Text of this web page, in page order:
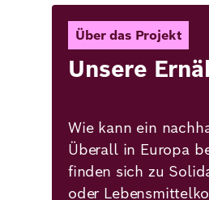
Über das Projekt
Unsere
Wie kann ein
Überall in Europa
finden sich zu
oder